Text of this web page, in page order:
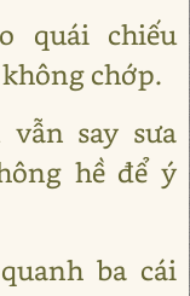
quái chiếu
chớp.
say sưa
hề để ý
ba cái